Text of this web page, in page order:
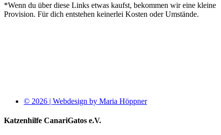
*Wenn du über diese Links etwas kaufst, bekommen wir eine kleine
Provision. Für dich entstehen keinerlei Kosten oder Umstände.
© 2026 | Webdesign by Maria Höppner
Katzenhilfe CanariGatos e.V.